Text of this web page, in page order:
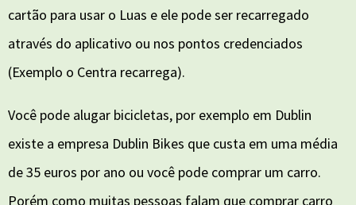
cartão para usar o Luas e ele pode ser recarregado
através do aplicativo ou nos pontos credenciados
(Exemplo o Centra recarrega).
Você pode alugar bicicletas, por exemplo em Dublin
existe a empresa Dublin Bikes que custa em uma média
de 35 euros por ano ou você pode comprar um carro.
Porém como muitas pessoas falam que comprar carro